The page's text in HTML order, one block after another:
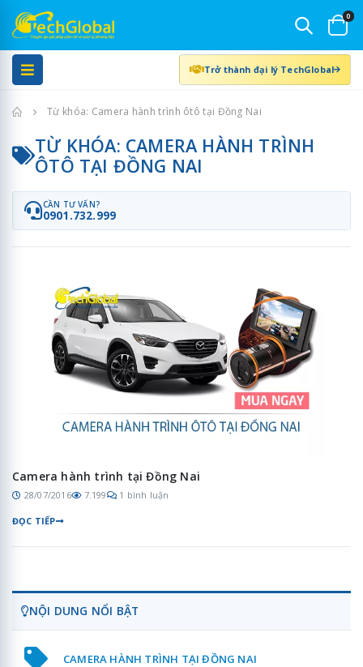
0
Trở thành đại lý TechGlobal
Trang chủTừ khóa: Camera hành trình ôtô tại Đồng Nai
TỪ KHÓA: CAMERA HÀNH TRÌNH
ÔTÔ TẠI ĐỒNG NAI
CẦN TƯ VẤN?
0901.732.999
Camera hành trình tại Đồng Nai
28/07/2016 7.199 1 bình luận
ĐỌC TIẾP
NỘI DUNG NỔI BẬT
CAMERA HÀNH TRÌNH TẠI ĐỒNG NAI